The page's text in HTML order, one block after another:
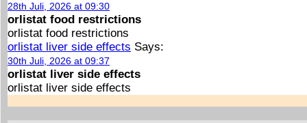
28th Juli, 2026 at 09:30
orlistat food restrictions
orlistat food restrictions
orlistat liver side effects Says:
30th Juli, 2026 at 09:37
orlistat liver side effects
orlistat liver side effects